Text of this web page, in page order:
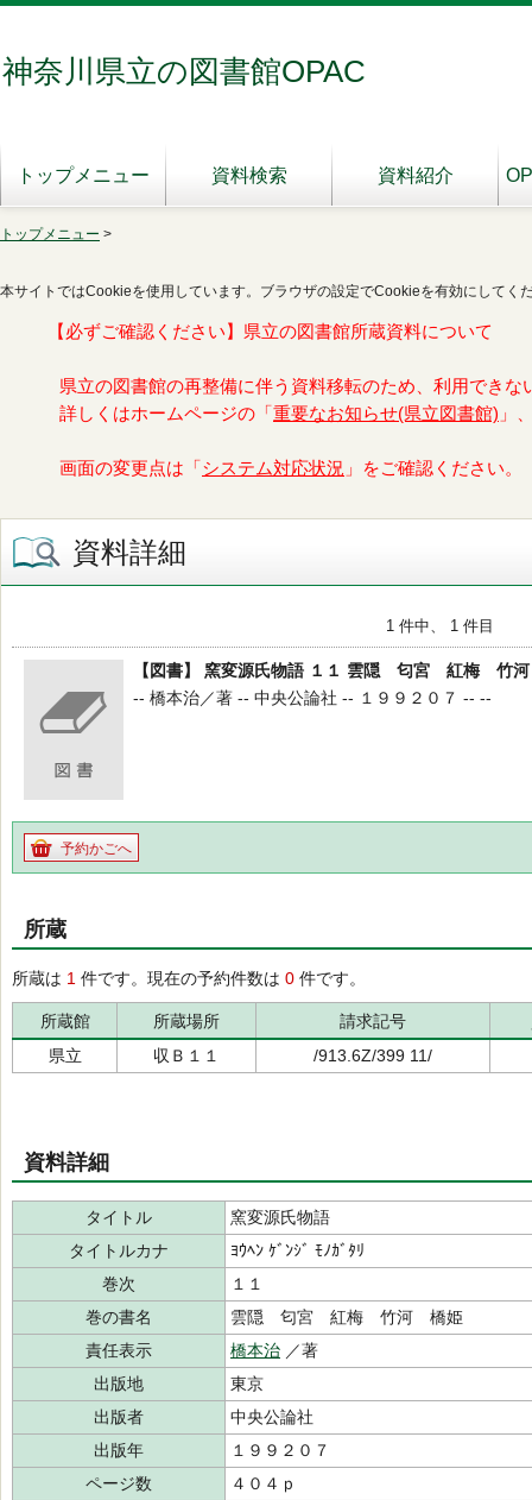
神奈川県立の図書館OPAC
トップメニュー 資料検索 資料紹介
トップメニュー >
本サイトではCookieを使用しています。ブラウザの設定でCookieを有効にしてく
【必ずご確認ください】県立の図書館所蔵資料について
県立の図書館の再整備に伴う資料移転のため、利用できな
詳しくはホームページの「 重要なお知らせ(県立図書館) 」
画面の変更点は「 システム対応状況 」をご確認ください。
資料詳細
1 件中、 1 件目
【図書】 窯変源氏物語 １１ 雲隠 匂宮 紅梅 竹
-- 橋本治／著 -- 中央公論社 -- １９９２０７ -- --
予約かごへ
所蔵
所蔵は 1 件です。現在の予約件数は 0 件です。
所蔵館 所蔵場所 請求記号
県立
収Ｂ１１ /913.6Z/399 11/
資料詳細
タイトル
窯変源氏物語
タイトルカナ
ﾖｳﾍﾝ ｹﾞﾝｼﾞ ﾓﾉｶﾞﾀﾘ
巻次
１１
巻の書名
雲隠 匂宮 紅梅 竹河 橋姫
責任表示
橋本治 ／著
出版地
東京
出版者
中央公論社
出版年
１９９２０７
ページ数
４０４ｐ